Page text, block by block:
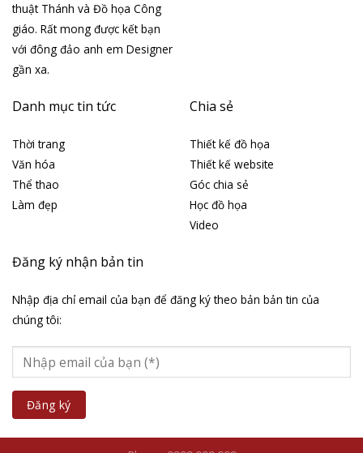
thuật Thánh và Đồ họa Công
giáo. Rất mong được kết bạn
với đông đảo anh em Designer
gần xa.
Danh mục tin tức
Thời trang
Văn hóa
Thể thao
Làm đẹp
Chia sẻ
Thiết kế đồ họa
Thiết kế website
Góc chia sẻ
Học đồ họa
Video
Đăng ký nhận bản tin
Nhập địa chỉ email của bạn để đăng ký theo bản bản tin của
chúng tôi: